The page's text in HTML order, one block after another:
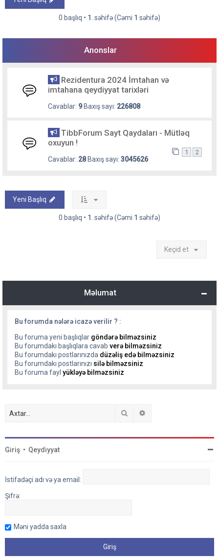
0 başlıq • 1 . səhifə (Cəmi 1 səhifə)
Anonslar
Rezidentura 2024 İmtahan və
imtahana qeydiyyat tarixləri
Cavablar: 9Baxış sayı: 226808
TibbForum Sayt Qaydaları - Mütləq
oxuyun !
Cavablar: 28Baxış sayı: 3045626
1 2
Yeni Başlıq
0 başlıq • 1 . səhifə (Cəmi 1 səhifə)
Keçid et
Məlumat
Bu forumda nələrə icazə verilir ? :
Bu foruma yeni başlıqlar göndərə bilməzsiniz
Bu forumdakı başlıqlara cavab verə bilməzsiniz
Bu forumdakı postlarınızda düzəliş edə bilməzsiniz
Bu forumdakı postlarınızı silə bilməzsiniz
Bu foruma fayl yükləyə bilməzsiniz
Axtar
Giriş • Qeydiyyat
İstifadəçi adı və ya email:
Şifrə:
Məni yadda saxla